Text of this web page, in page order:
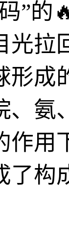
”的
光拉
形成
、氨
作用
了构